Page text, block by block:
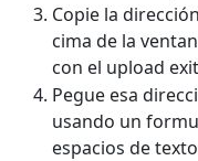
Copie la
cima de la
con el upload
Pegue esa
usando un
espacios de